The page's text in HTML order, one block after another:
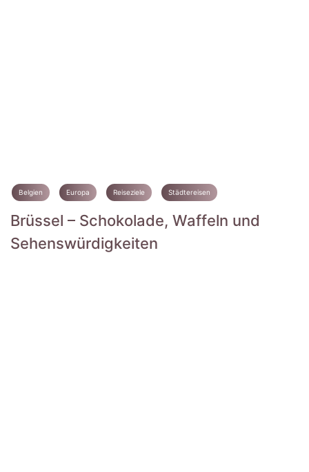
Belgien Europa Reiseziele Städtereisen
Brüssel – Schokolade, Waffeln und
Sehens­würdigkeiten